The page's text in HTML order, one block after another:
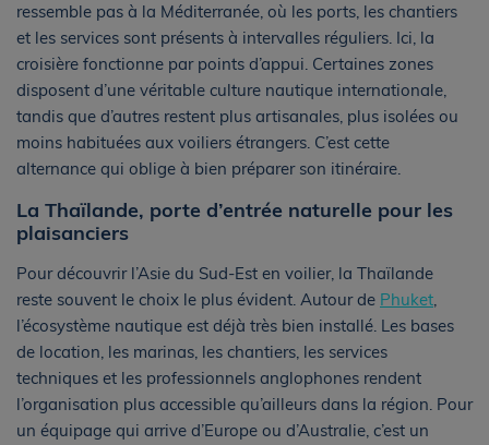
ressemble pas à la Méditerranée, où les ports, les chantiers
et les services sont présents à intervalles réguliers. Ici, la
croisière fonctionne par points d’appui. Certaines zones
disposent d’une véritable culture nautique internationale,
tandis que d’autres restent plus artisanales, plus isolées ou
moins habituées aux voiliers étrangers. C’est cette
alternance qui oblige à bien préparer son itinéraire.
La Thaïlande, porte d’entrée naturelle pour les
plaisanciers
Pour découvrir l’Asie du Sud-Est en voilier, la Thaïlande
reste souvent le choix le plus évident. Autour de Phuket,
l’écosystème nautique est déjà très bien installé. Les bases
de location, les marinas, les chantiers, les services
techniques et les professionnels anglophones rendent
l’organisation plus accessible qu’ailleurs dans la région. Pour
un équipage qui arrive d’Europe ou d’Australie, c’est un